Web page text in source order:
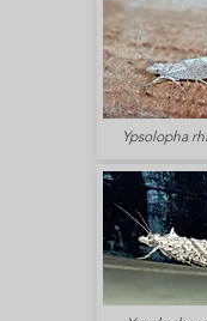
Ypsolopha